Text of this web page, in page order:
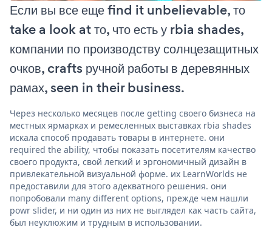
Если вы все еще find it unbelievable, то
take a look at то, что есть у rbia shades,
компании по производству солнцезащитных
очков, crafts ручной работы в деревянных
рамах, seen in their business.
Через несколько месяцев после getting своего бизнеса на
местных ярмарках и ремесленных выставках rbia shades
искала способ продавать товары в интернете. они
required the ability, чтобы показать посетителям качество
своего продукта, свой легкий и эргономичный дизайн в
привлекательной визуальной форме. их LearnWorlds не
предоставили для этого адекватного решения. они
попробовали many different options, прежде чем нашли
powr slider, и ни один из них не выглядел как часть сайта,
был неуклюжим и трудным в использовании.